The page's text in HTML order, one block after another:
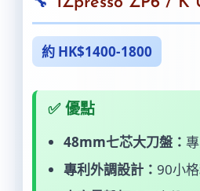
約 HK$1400-1800
✅ 優點
48mm七芯大刀盤：
專利外調設計： 90小